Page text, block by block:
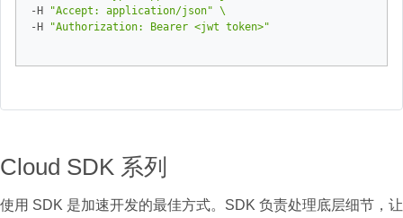
-H
"Accept: application/json"
-H
"Authorization: Bearer <jwt token>"
Cloud SDK 系列
使用 SDK 是加速开发的最佳方式。SDK 负责处理底层细节，让